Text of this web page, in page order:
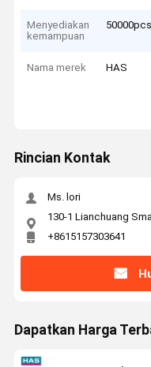
Menyediakan
kemampuan
Nama merek HAS
Rincian Kontak
Ms. lori
130-1 Lianchuang
+8615157303641
Dapatkan Harga